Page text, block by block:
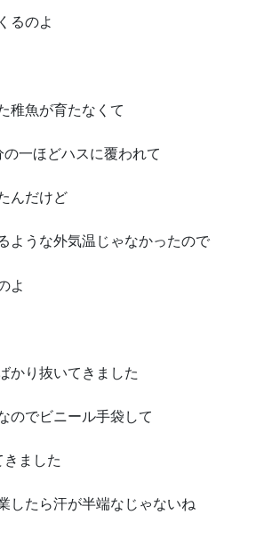
るのよ
稚魚が育たなくて
一ほどハスに覆われて
んだけど
ような外気温じゃなかったので
よ
り抜いてきました
のでビニール手袋して
ました
たら汗が半端なじゃないね